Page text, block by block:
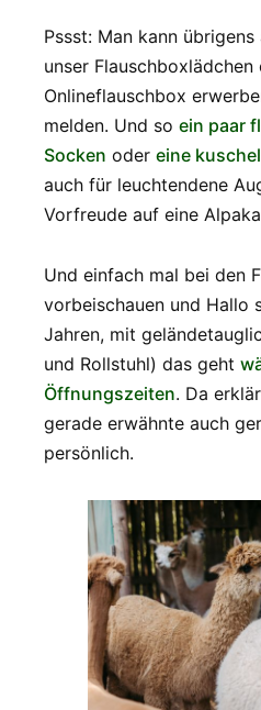
Pssst: Man kann
unser Flauschboxlädchen
Onlineflauschbox
melden. Und so ein paar
Socken oder eine
auch für leuchtendene
Vorfreude auf eine
Und einfach mal bei den
vorbeischauen und Hallo
Jahren, mit
und Rollstuhl) das geht
Öffnungszeiten. Da
gerade erwähnte auch
persönlich.